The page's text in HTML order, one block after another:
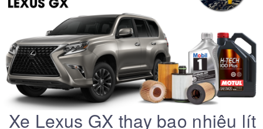
Xe Lexus GX thay bao nhiêu lít